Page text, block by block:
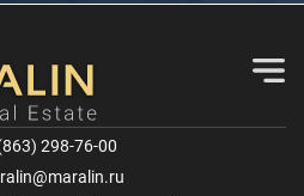
298-76-00